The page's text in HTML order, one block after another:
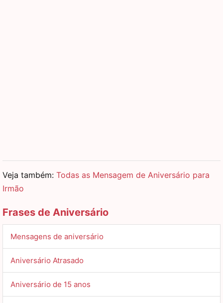
Veja também: Todas as Mensagem de Aniversário para
Irmão
Frases de Aniversário
Mensagens de aniversário
Aniversário Atrasado
Aniversário de 15 anos